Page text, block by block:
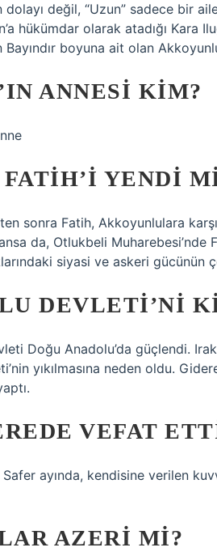
değil, “Uzun” sadece bir
hükümdar olarak atadığı Kara
boyuna ait olan
ANNESI KIM?
YENDI
sonra Fatih, Akkoyunlulara
da, Otlukbeli Muharebesi’nde
siyasi ve askeri gücünün
DEVLETI’NI
Doğu Anadolu’da güçlendi.
yıkılmasına neden oldu.
VEFAT
Safer ayında, kendisine verilen
AZERI MI?